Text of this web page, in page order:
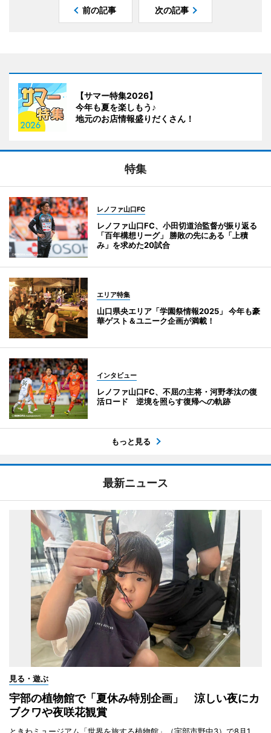
前の記事 次の記事
【サマー特集2026】
今年も夏を楽しもう♪
地元のお店情報盛りだくさん！
特集
レノファ山口FC
レノファ山口FC、小田切道治監督が振り返る
「百年構想リーグ」 勝敗の先にある「上積
み」を求めた20試合
エリア特集
山口県央エリア「学園祭情報2025」 今年も豪
華ゲスト＆ユニーク企画が満載！
インタビュー
レノファ山口FC、不屈の主将・河野孝汰の復
活ロード 逆境を照らす復帰への軌跡
もっと見る
最新ニュース
見る・遊ぶ
宇部の植物館で「夏休み特別企画」 涼しい夜にカ
ブクワや夜咲花観賞
ときわミュージアム「世界を旅する植物館」（宇部市野中3）で8月1